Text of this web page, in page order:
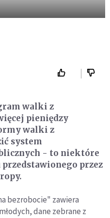
walki z
pieniędzy
walki z
system
- to niektóre
przez
bezrobocie" zawiera
dane zebrane z